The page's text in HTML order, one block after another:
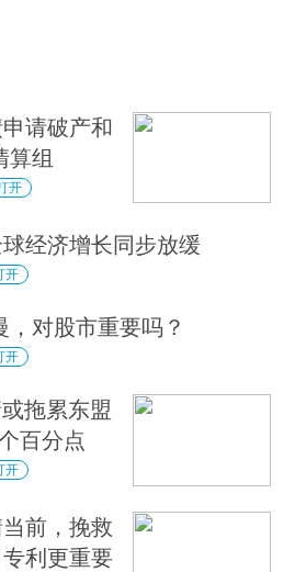
国很大一部分专利都授予了那
也能被开发的发明。有限的研
。将专利权授予即使没有相关
明创造，这对社会来说是一
应尽量加以遏止。除了这些
但是还没有必要的随机对照
希望有机会在中国专利局开
发现，小公司在行使专利
的地位，特别是面对较大的竞
Jean Lanjouw and Mark
，“Patent Rights：Are Small
1期，第45—74页。）
争端将更难以解决，因此更
请破产和
算组
开
经济增长同步放缓
开
对股市重要吗？
开
拖累东盟
百分点
开
前，挽救
利更重要